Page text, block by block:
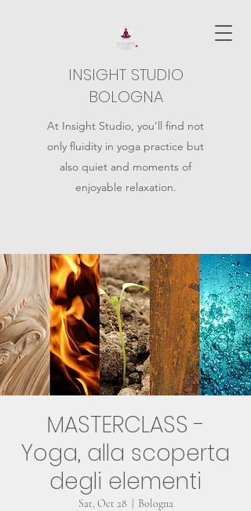
INSIGHT STUDIO
BOLOGNA
At Insight Studio, you’ll find not
only fluidity in yoga practice but
also quiet and moments of
enjoyable relaxation.
MASTERCLASS -
Yoga, alla scoperta
degli elementi
Sat, Oct 28
  |
Bologna